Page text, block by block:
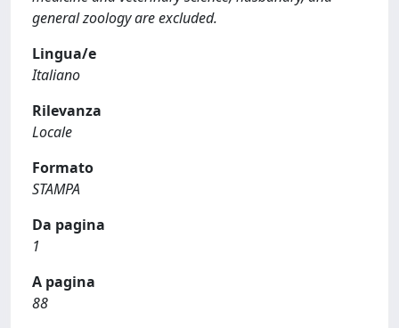
general zoology are excluded.
Lingua/e
Italiano
Rilevanza
Locale
Formato
STAMPA
Da pagina
1
A pagina
88